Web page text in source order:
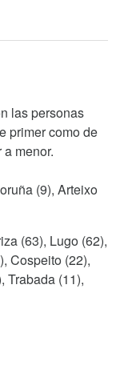
las personas
primer como de
menor.
(9), Arteixo
(63), Lugo (62),
Cospeito (22),
Trabada (11),